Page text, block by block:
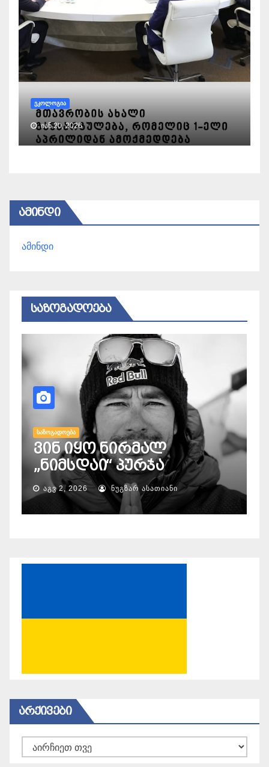
ᲔᲙᲝᲚᲝᲒᲘᲐ
ᲘᲐᲜ 20, 2026
ᲐᲛᲘᲜᲓᲘ
ამინდი
ᲡᲐᲖᲝᲒᲐᲓᲝᲔᲑᲐ
ᲡᲐᲖᲝᲒᲐᲓᲝᲔᲑᲐ
ვინ იყო ნირმალ
„ნიმსდაი“ პურჯა
ᲐᲒᲕ 2, 2026 ᲜᲣᲒᲖᲐᲠ ᲐᲡᲐᲗᲘᲐᲜᲘ
ᲐᲠᲥᲘᲕᲔᲑᲘ
არქივები